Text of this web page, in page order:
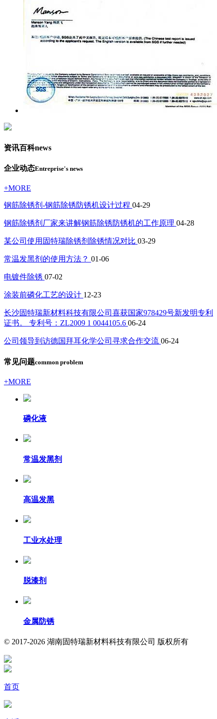
资讯百科news
企业动态Entreprise's news
+MORE
钢筋除锈剂-钢筋除锈防锈机设计过程 04-29
钢筋除锈剂厂家来讲解钢筋除锈防锈机的工作原理 04-28
某公司使用固特瑞除锈剂除锈情况对比 03-29
常温发黑剂的使用方法？ 01-06
电镀件除锈 07-02
涂装前磷化工艺的设计 12-23
长沙固特瑞新材料科技有限公司喜获国家978429号新发明专利
证书。 专利号：ZL2009 1 0044105.6 06-24
公司领导到访德国拜耳化学公司寻求合作交流 06-24
常见问题common problem
+MORE
磷化液
常温发黑剂
高温发黑
工业水处理
脱漆剂
金属防锈
© 2017-2026 湖南固特瑞新材料科技有限公司 版权所有
首页